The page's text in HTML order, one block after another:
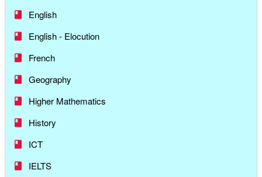
English
English - Elocution
French
Geography
Higher Mathematics
History
ICT
IELTS